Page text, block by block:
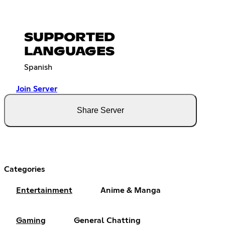
SUPPORTED
LANGUAGES
Spanish
Join Server
Share Server
Categories
Entertainment Anime & Manga
Gaming General Chatting